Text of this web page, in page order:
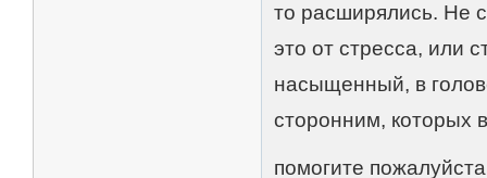
то расширялись. Не
это от стресса, или
насыщенный, в
сторонним, которых
помогите